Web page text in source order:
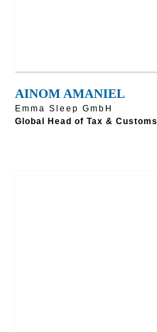
AINOM AMANIEL
Emma Sleep GmbH
Global Head of Tax & Customs